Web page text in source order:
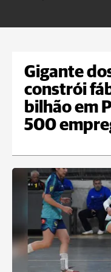
Gigante
constrói
bilhão em
500